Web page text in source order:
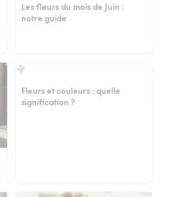
Les fleurs du mois de Juin :
notre guide
Fleurs et couleurs : quelle
signification ?